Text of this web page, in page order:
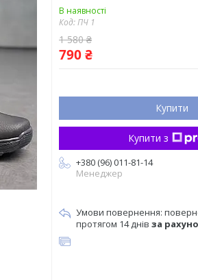
В наявності
Код:ПЧ 1
1 580 ₴
790 ₴
Купити
Купити з
+380 (96) 011-81-14
Менеджер
протягом 14 днів за